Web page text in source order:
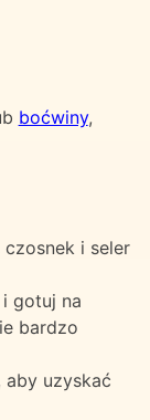
boćwiny,
i seler
gotuj na
bardzo
uzyskać